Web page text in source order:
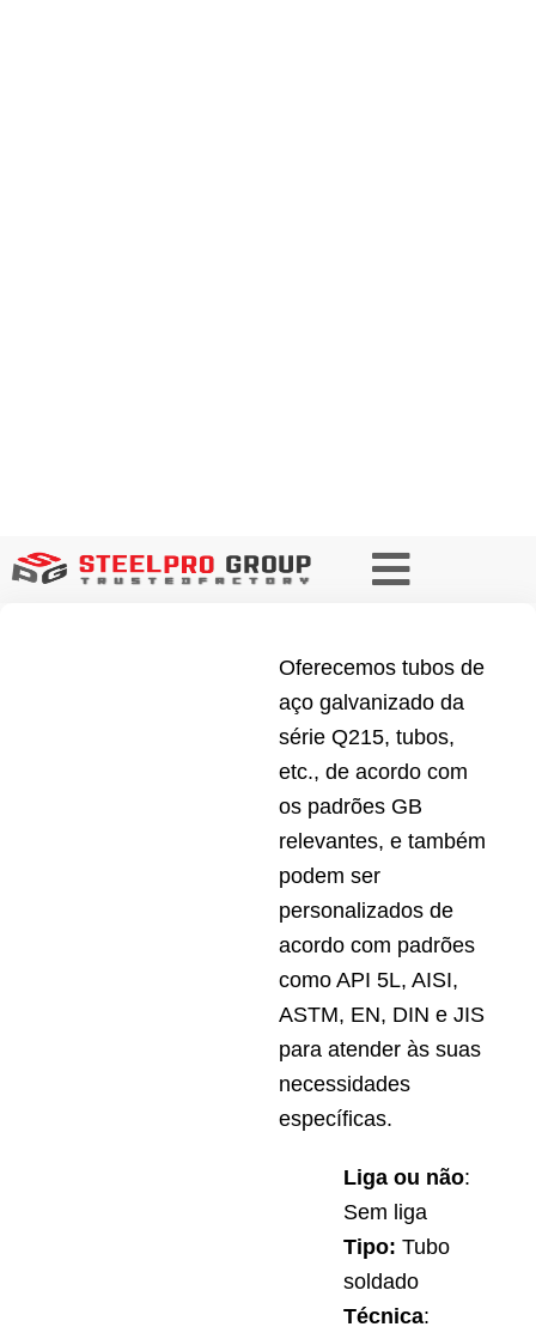
Oferecemos tubos de
aço galvanizado da
série Q215, tubos,
etc., de acordo com
os padrões GB
relevantes, e também
podem ser
personalizados de
acordo com padrões
como API 5L, AISI,
ASTM, EN, DIN e JIS
para atender às suas
necessidades
específicas.
Liga ou não:
Sem liga
Tipo: Tubo
soldado
Técnica: